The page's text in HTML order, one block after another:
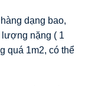
dạng bao,
lượng nặng ( 1
quá 1m2, có thể